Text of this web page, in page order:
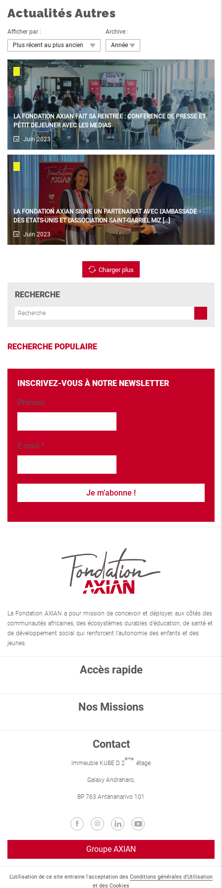
Actualités Autres
Afficher par :
Plus récent au plus ancien
Archive :
Année
Autres
LA FONDATION AXIAN FAIT SA RENTREE : CONFERENCE DE PRESSE ET
PETIT DEJEUNER AVEC LES MEDIAS
Juin 2023
LA FONDATION AXIAN SIGNE UN PARTENARIAT AVEC L’AMBASSADE
DES ETATS-UNIS ET L’ASSOCIATION SAINT-GABRIEL MIZ [...]
Juin 2023
Charger plus
RECHERCHE
RECHERCHE POPULAIRE
INSCRIVEZ-VOUS À NOTRE NEWSLETTER
Prénom
E-mail *
La Fondation AXIAN a pour mission de concevoir et déployer, aux côtés des
communautés africaines, des écosystèmes durables d’éducation, de santé et
de développement social qui renforcent l’autonomie des enfants et des
jeunes.
Accès rapide
Nos Missions
Contact
Immeuble KUBE D 2
ème
étage
Galaxy Andraharo,
BP 763 Antananarivo 101
Groupe AXIAN
L'utilisation de ce site entraine l'acceptation des Conditions générales d'Utilisation
et des Cookies